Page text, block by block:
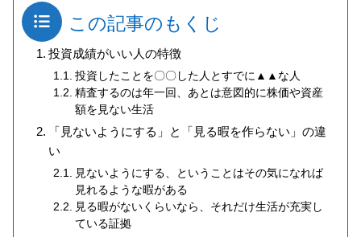
この記事のもくじ
投資成績がいい人の特徴
投資したことを〇〇した人とすでに▲▲な人
精査するのは年一回、あとは意図的に株価や資産
額を見ない生活
「見ないようにする」と「見る暇を作らない」の違
い
見ないようにする、ということはその気になれば
見れるような暇がある
見る暇がないくらいなら、それだけ生活が充実し
ている証拠